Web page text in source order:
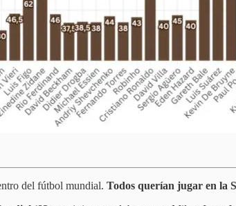
del fútbol mundial. Todos querían jugar en la